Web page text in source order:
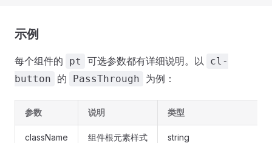
示例
每个组件的 pt 可选参数都有详细说明。以
cl-
button
的 PassThrough 为例：
参数 说明 类型
className 组件根元素样式 string